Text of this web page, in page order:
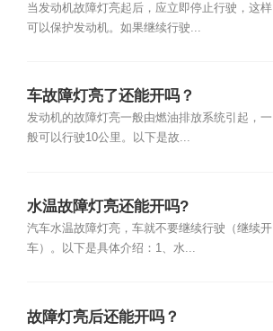
当发动机故障灯亮起后，应立即停止行驶，这样
可以保护发动机。如果继续行驶...
车故障灯亮了还能开吗？
发动机的故障灯亮一般由燃油排放系统引起，一
般可以行驶10公里。以下是故...
水温故障灯亮还能开吗?
汽车水温故障灯亮，车就不要继续行驶（继续开
车）。以下是具体介绍：1、水...
故障灯亮后还能开吗？